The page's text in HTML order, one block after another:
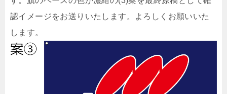
認イメージをお送りいたします。よろしくお願いいた
します。